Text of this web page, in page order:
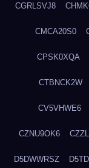
CGRLSVJ8
CMCA20S0
CPSK0XQA
CTBNCK2W
CV5VHWE6
CZNU9OK6
D5DWWRSZ